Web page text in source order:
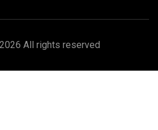
2026 All rights reserved